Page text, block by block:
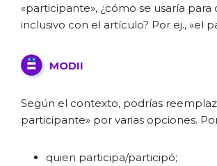
«participante», ¿cómo se usaría para
inclusivo con el artículo? Por ej., «el
MODII
Según el contexto, podrías
participante» por varias opciones.
quien participa/participó;